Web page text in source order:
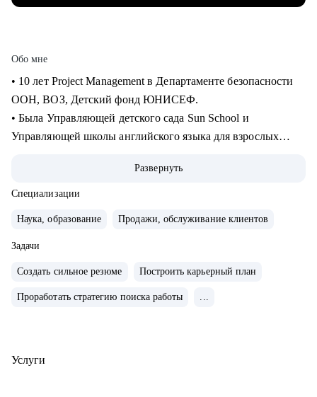
Обо мне
• 10 лет Project Management в Департаменте безопасности
ООН, ВОЗ, Детский фонд ЮНИСЕФ.
• Была Управляющей детского сада Sun School и
Управляющей школы английского языка для взрослых
• Закончила школу в Вашингтоне, США, высшее
лингвистическое образование в ЧГУ, РФ.
психолога и коуча.
• Создала два собственных бизнес-проекта с 0, вывела в
"+" и продала как готовый успешный бизнес (студия
• 10 лет управляла бизнесом в образовательной сфере
• Эксперт в области ведения бизнеса в образовательной
Развернуть
Специализации
Наука, образование Продажи, обслуживание клиентов
Задачи
Создать сильное резюме Построить карьерный план
Проработать стратегию поиска работы ...
Услуги